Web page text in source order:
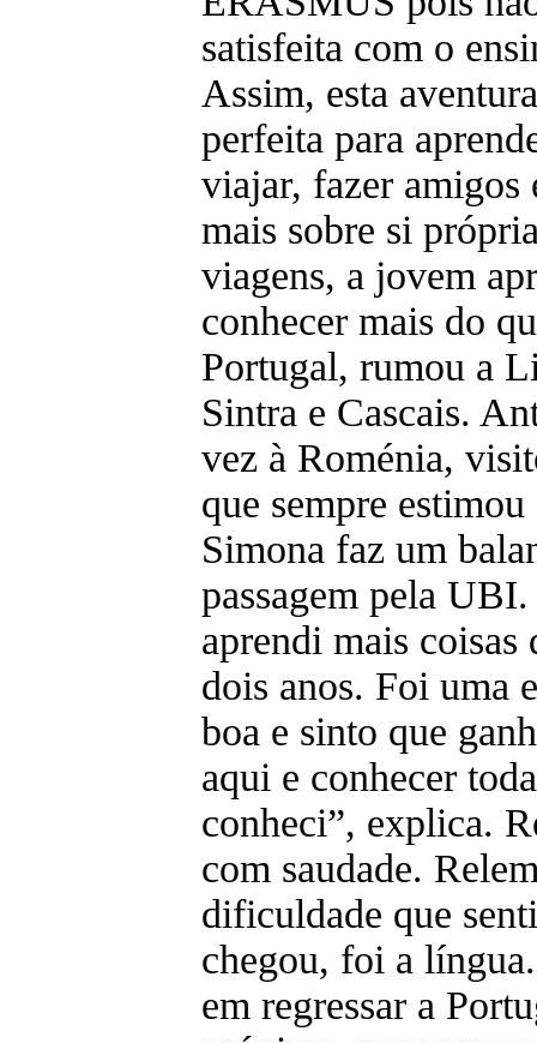
satisfeita com o
Assim, esta
perfeita para
viajar, fazer amigos
mais sobre si
viagens, a jovem
conhecer mais do
Portugal, rumou a
Sintra e Cascais.
vez à Roménia,
que sempre
Simona faz um
passagem pela
aprendi mais coisas
dois anos. Foi uma
boa e sinto que
aqui e conhecer
conheci”, explica.
com saudade.
dificuldade que
chegou, foi a
em regressar a